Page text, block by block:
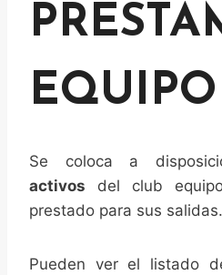
EQUIPO
Se coloca a
activos del club
prestado para sus salidas.
Pueden ver el listado